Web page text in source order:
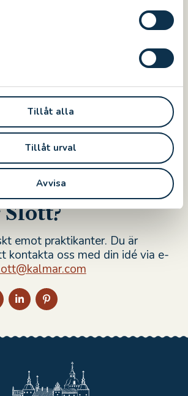
Tillåt alla
Tillåt urval
Avvisa
kylskåp och kaffemaskin.
med din skola om att äta
annan stans går det också bra.
känna slottet och dess historia
som vi ger på slottet, under din
universitetet
ha praktik eller
på
emot praktikanter. Du är
kontakta oss med din idé via e-
DELA
PÅ
TWITTER
DELA
PÅ
LINKEDIN
PÅ